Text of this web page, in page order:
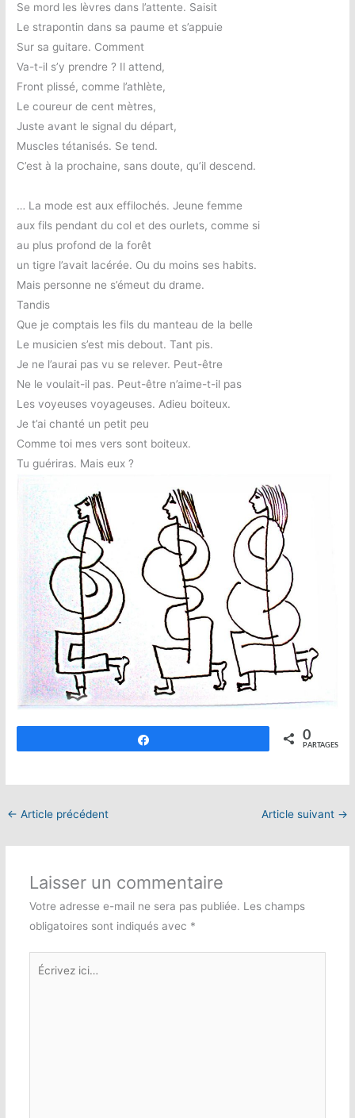
Se mord les lèvres dans l’attente. Saisit
Le strapontin dans sa paume et s’appuie
Sur sa guitare. Comment
Va-t-il s’y prendre ? Il attend,
Front plissé, comme l’athlète,
Le coureur de cent mètres,
Juste avant le signal du départ,
Muscles tétanisés. Se tend.
C’est à la prochaine, sans doute, qu’il descend.
… La mode est aux effilochés. Jeune femme
aux fils pendant du col et des ourlets, comme si
au plus profond de la forêt
un tigre l’avait lacérée. Ou du moins ses habits.
Mais personne ne s’émeut du drame.
Tandis
Que je comptais les fils du manteau de la belle
Le musicien s’est mis debout. Tant pis.
Je ne l’aurai pas vu se relever. Peut-être
Ne le voulait-il pas. Peut-être n’aime-t-il pas
Les voyeuses voyageuses. Adieu boiteux.
Je t’ai chanté un petit peu
Comme toi mes vers sont boiteux.
Tu guériras. Mais eux ?
0
PARTAGES
← Article précédent Article suivant →
Laisser un commentaire
Votre adresse e-mail ne sera pas publiée. Les champs
obligatoires sont indiqués avec *
Écrivez